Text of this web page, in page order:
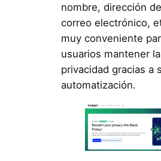
nombre, dirección
correo electrónico,
muy conveniente
usuarios mantener la
privacidad gracias a
automatización.